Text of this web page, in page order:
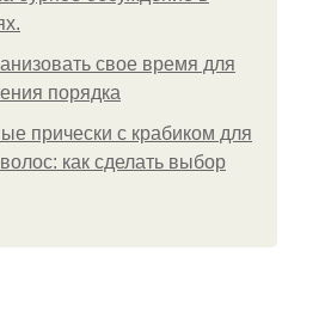
свое время для
порядка
прически с крабиком для
как сделать выбор